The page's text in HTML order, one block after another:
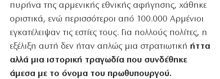
πυρήνα της αρμενικής εθνικής αφήγησης, χάθηκε
οριστικά, ενώ περισσότεροι από 100.000 Αρμένιοι
εγκατέλειψαν τις εστίες τους. Για πολλούς πολίτες, η
εξέλιξη αυτή δεν ήταν απλώς μια στρατιωτική ήττα
αλλά μια ιστορική τραγωδία που συνδέθηκε
άμεσα με το όνομα του πρωθυπουργού.